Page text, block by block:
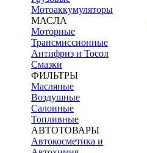
Мотоаккумуляторы
МАСЛА
Моторные
Трансмиссионные
Антифриз и Тосол
Смазки
ФИЛЬТРЫ
Масляные
Воздушные
Салонные
Топливные
АВТОТОВАРЫ
Автокосметика и